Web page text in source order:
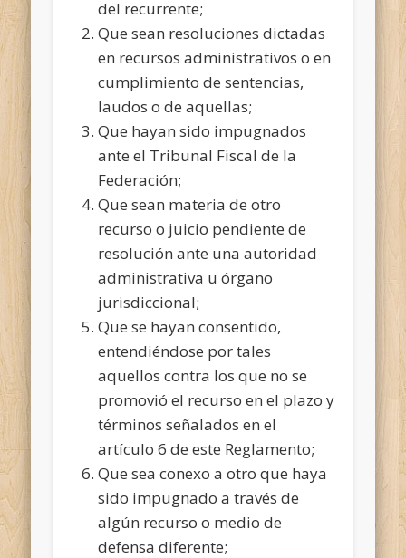
del recurrente;
Que sean resoluciones dictadas
en recursos administrativos o en
cumplimiento de sentencias,
laudos o de aquellas;
Que hayan sido impugnados
ante el Tribunal Fiscal de la
Federación;
Que sean materia de otro
recurso o juicio pendiente de
resolución ante una autoridad
administrativa u órgano
jurisdiccional;
Que se hayan consentido,
entendiéndose por tales
aquellos contra los que no se
promovió el recurso en el plazo y
términos señalados en el
artículo 6 de este Reglamento;
Que sea conexo a otro que haya
sido impugnado a través de
algún recurso o medio de
defensa diferente;